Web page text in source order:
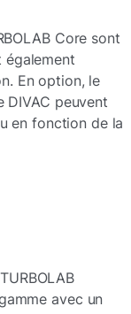
Core sont
En option, le
DIVAC peuvent
en fonction de la
avec un